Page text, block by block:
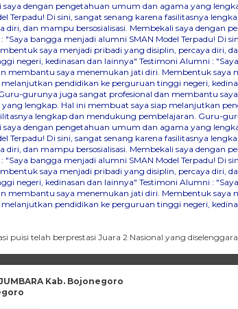
saya dengan pengetahuan umum dan agama yang
Terpadu! Di sini, sangat senang karena fasilitasnya
diri, dan mampu bersosialisasi. Membekali saya
"Saya bangga menjadi alumni SMAN Model Terpadu! Di
saya menjadi pribadi yang disiplin, percaya diri,
negeri, kedinasan dan lainnya" Testimoni Alumni :
membantu saya menemukan jati diri. Membentuk
pendidikan ke perguruan tinggi negeri,
gurunya juga sangat profesional dan membantu
lengkap. Hal ini membuat saya siap melanjutkan
lengkap dan mendukung pembelajaran. Guru-
saya dengan pengetahuan umum dan agama yang
Terpadu! Di sini, sangat senang karena fasilitasnya
diri, dan mampu bersosialisasi. Membekali saya
"Saya bangga menjadi alumni SMAN Model Terpadu! Di
saya menjadi pribadi yang disiplin, percaya diri,
negeri, kedinasan dan lainnya" Testimoni Alumni :
membantu saya menemukan jati diri. Membentuk
pendidikan ke perguruan tinggi negeri,
puisi telah berprestasi Juara 2 Nasional yang
Kab. Bojonegoro